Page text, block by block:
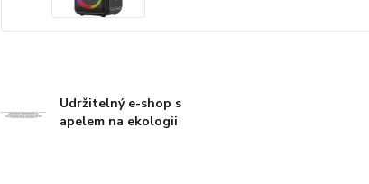
Udržitelný e-shop s
apelem na ekologii